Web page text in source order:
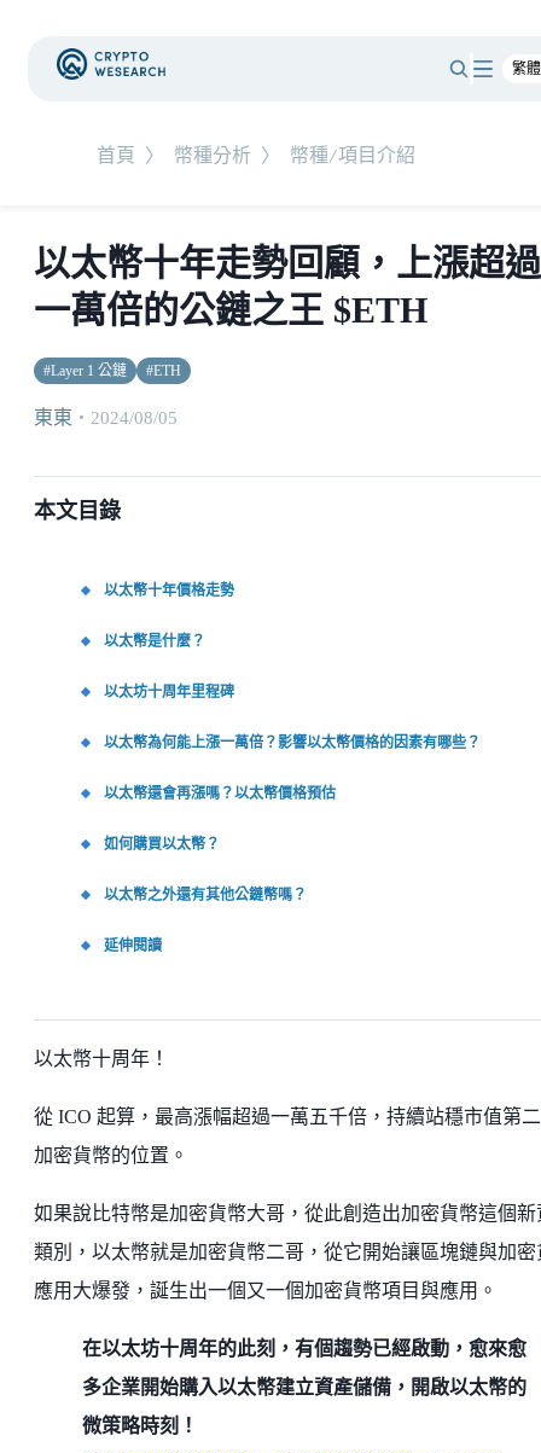
首頁 〉 幣種分析 〉 幣種/項目介紹
以太幣十年走勢回顧，上漲超過
一萬倍的公鏈之王 $ETH
#Layer 1 公鏈 #ETH
東東 ・ 2024/08/05
本文目錄
以太幣十年價格走勢
以太幣是什麼？
以太坊十周年里程碑
以太幣為何能上漲一萬倍？影響以太幣價格的因素有哪些？
以太幣還會再漲嗎？以太幣價格預估
如何購買以太幣？
以太幣之外還有其他公鏈幣嗎？
延伸閱讀
以太幣十周年！
從 ICO 起算，最高漲幅超過一萬五千倍，持續站穩市值第
加密貨幣的位置。
如果說比特幣是加密貨幣大哥，從此創造出加密貨幣這個新
類別，以太幣就是加密貨幣二哥，從它開始讓區塊鏈與加密
應用大爆發，誕生出一個又一個加密貨幣項目與應用。
在以太坊十周年的此刻，有個趨勢已經啟動，愈來愈
多企業開始購入以太幣建立資產儲備，開啟以太幣的
微策略時刻！